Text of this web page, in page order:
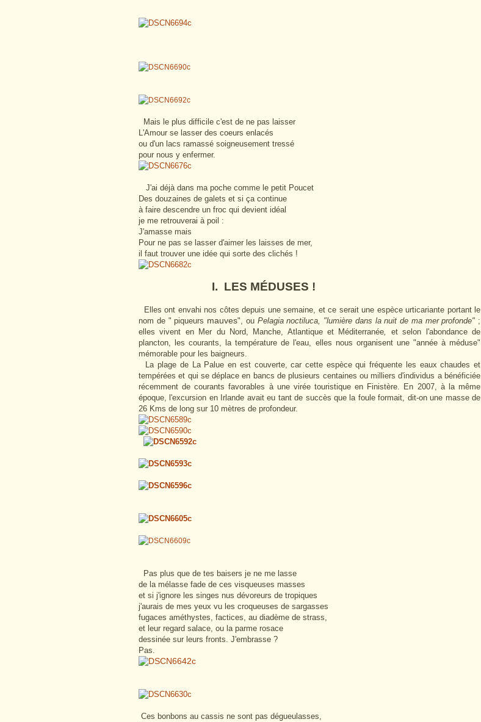
Mais le plus difficile c'est de ne pas laisser
L'Amour se lasser des coeurs enlacés
ou d'un lacs ramassé soigneusement tressé
pour nous y enfermer.
J'ai déjà dans ma poche comme le petit Poucet
Des douzaines de galets et si ça continue
à faire descendre un froc qui devient idéal
je me retrouverai à poil :
J'amasse mais
Pour ne pas se lasser d'aimer les laisses de mer,
il faut trouver une idée qui sorte des clichés !
I. LES MÉDUSES !
Elles ont envahi nos côtes depuis une semaine, et ce serait une espèce urticariante portant le
nom de " piqueurs mauves", ou Pelagia noctiluca, "lumière dans la nuit de ma mer profonde" ;
elles vivent en Mer du Nord, Manche, Atlantique et Méditerranée,
et selon l'abondance de
plancton, les courants, la température de l'eau, elles nous organisent une "année à méduse"
mémorable pour les baigneurs.
La plage de La Palue en est couverte, car cette espèce qui fréquente les eaux chaudes et
tempérées et qui se déplace en bancs de plusieurs centaines ou milliers d'individus a bénéficiée
récemment de courants favorables à une virée touristique en Finistère. En 2007, à la même
époque, l'excursion en Irlande avait eu tant de succès que la foule formait, dit-on une masse de
26 Kms de long sur 10 mètres de profondeur.
Pas plus que de tes baisers je ne me lasse
de la mélasse fade de ces visqueuses masses
et si j'ignore les singes nus dévoreurs de tropiques
j'aurais de mes yeux vu les croqueuses de sargasses
fugaces améthystes, factices, au diadème de strass,
et leur regard salace, ou la parme rosace
dessinée sur leurs fronts. J'embrasse ?
Pas.
Ces bonbons au cassis ne sont pas dégueulasses,